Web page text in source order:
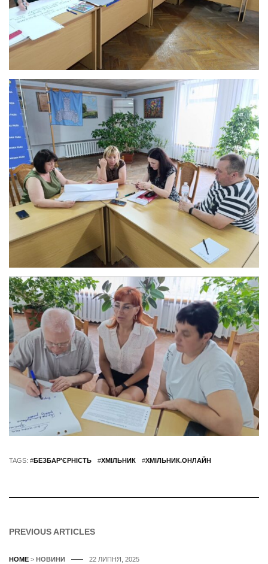
TAGS: #БЕЗБАР'ЄРНІСТЬ #ХМІЛЬНИК #ХМІЛЬНИК.ОНЛАЙН
PREVIOUS ARTICLES
HOME > НОВИНИ 22 ЛИПНЯ, 2025